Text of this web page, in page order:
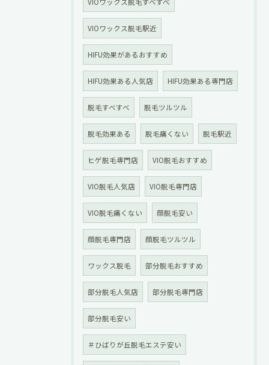
VIOワックス脱毛駅近
HIFU効果があるおすすめ
HIFU効果ある人気店 HIFU効果ある専門店
脱毛すべすべ 脱毛ツルツル
脱毛効果ある 脱毛痛くない 脱毛駅近
ヒゲ脱毛専門店 VIO脱毛おすすめ
VIO脱毛人気店 VIO脱毛専門店
VIO脱毛痛くない 顔脱毛安い
顔脱毛専門店 顔脱毛ツルツル
ワックス脱毛 部分脱毛おすすめ
部分脱毛人気店 部分脱毛専門店
部分脱毛安い
＃ひばりが丘脱毛エステ安い